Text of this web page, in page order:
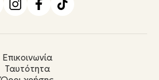
Επικοινωνία
Ταυτότητα